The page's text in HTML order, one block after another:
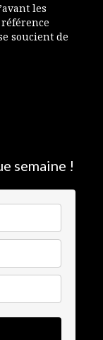
les
soucient de
semaine !